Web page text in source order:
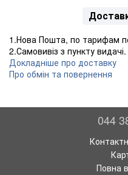
1.Нова Пошта, по тарифам
2.Самовивіз з пункту видачі.
Докладніше про доставку
Про обмін та повернення
044
Повна